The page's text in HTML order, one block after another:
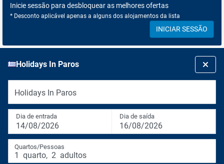
Inicie sessão para desbloquear as melhores ofertas
* Desconto aplicável apenas a alguns dos alojamentos da lista
INICIAR SESSÃO
Holidays In Paros
Holidays In Paros
Dia de entrada
14/08/2026
Dia de saída
16/08/2026
Quartos/Pessoas
1 quarto, 2 adultos